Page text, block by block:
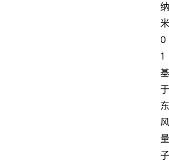
纳
米
0
1
基
于
东
风
量
子